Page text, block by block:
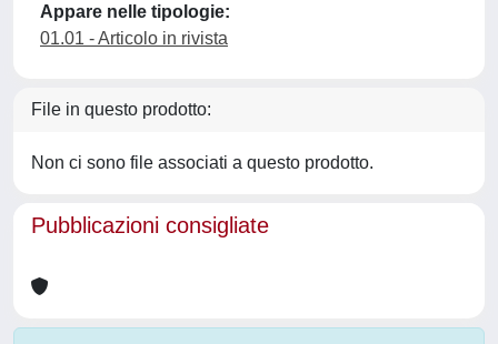
Appare nelle tipologie:
01.01 - Articolo in rivista
File in questo prodotto:
Non ci sono file associati a questo prodotto.
Pubblicazioni consigliate